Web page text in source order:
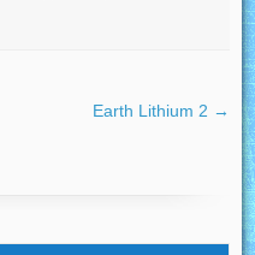
Earth Lithium 2 →